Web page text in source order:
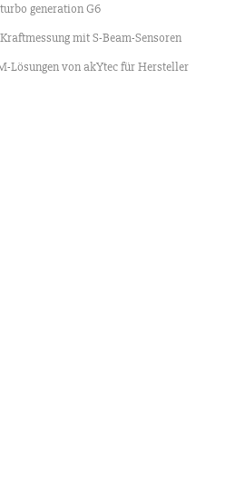
generation G6
mit S-Beam-Sensoren
Lösungen von akYtec für Hersteller